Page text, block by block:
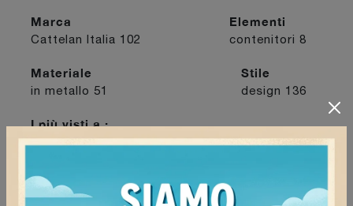
Marca
Cattelan Italia 102
Elementi
contenitori 8
Materiale
in metallo 51
Stile
design 136
I più visti a :
Mortara185 Pavia179 Tortona195